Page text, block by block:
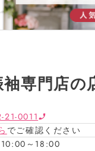
専門店の
21-0011
でご確認ください
～18:00